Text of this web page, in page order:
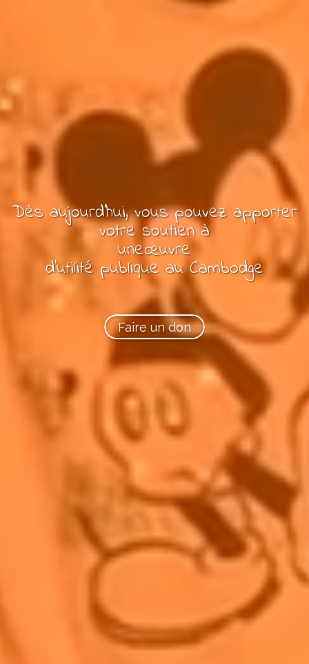
Dès aujourd'hui, vous pouvez apporter
votre soutien à
uneœuvre
d'utilité publique au Cambodge
Faire un don